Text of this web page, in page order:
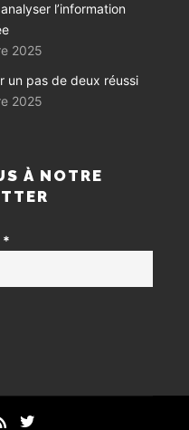
l’information
2025
un pas de deux réussi
2025
À NOTRE
*